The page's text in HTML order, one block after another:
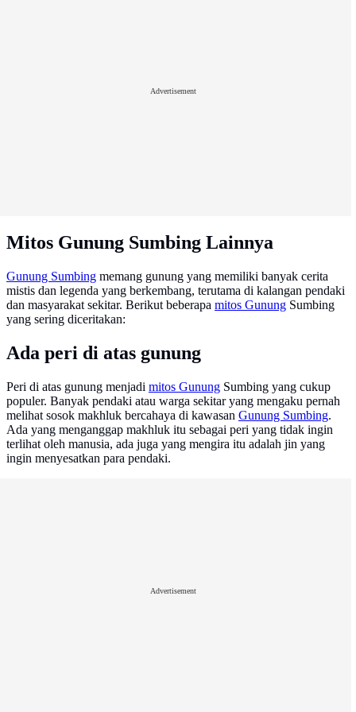
Advertisement
Mitos Gunung Sumbing Lainnya
Gunung Sumbing memang gunung yang memiliki banyak cerita
mistis dan legenda yang berkembang, terutama di kalangan pendaki
dan masyarakat sekitar. Berikut beberapa mitos Gunung Sumbing
yang sering diceritakan:
Ada peri di atas gunung
Peri di atas gunung menjadi mitos Gunung Sumbing yang cukup
populer. Banyak pendaki atau warga sekitar yang mengaku pernah
melihat sosok makhluk bercahaya di kawasan Gunung Sumbing.
Ada yang menganggap makhluk itu sebagai peri yang tidak ingin
terlihat oleh manusia, ada juga yang mengira itu adalah jin yang
ingin menyesatkan para pendaki.
Advertisement